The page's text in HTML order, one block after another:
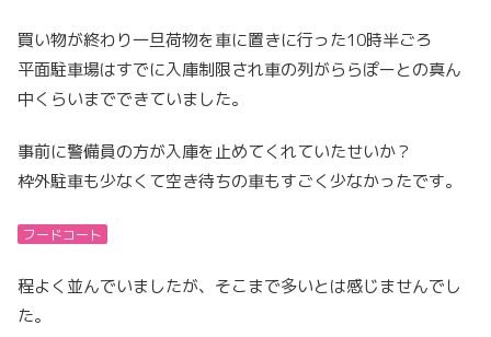
買い物が終わり一旦荷物を車に置きに行った10時半ごろ
平面駐車場はすでに入庫制限され車の列がららぽーとの真ん
中くらいまでできていました。
事前に警備員の方が入庫を止めてくれていたせいか？
枠外駐車も少なくて空き待ちの車もすごく少なかったです。
フードコート
程よく並んでいましたが、そこまで多いとは感じませんでし
た。